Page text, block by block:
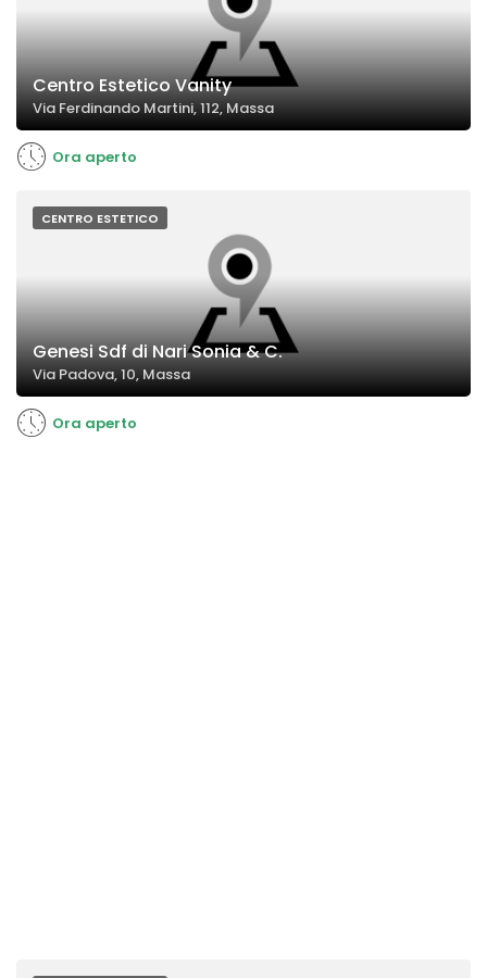
Centro Estetico Vanity
Via Ferdinando Martini, 112, Massa
Ora aperto
CENTRO ESTETICO
Genesi Sdf di Nari Sonia & C.
Via Padova, 10, Massa
Ora aperto